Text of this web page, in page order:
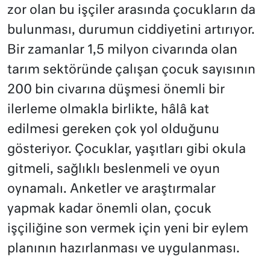
zor olan bu işçiler arasında çocukların da
bulunması, durumun ciddiyetini artırıyor.
Bir zamanlar 1,5 milyon civarında olan
tarım sektöründe çalışan çocuk sayısının
200 bin civarına düşmesi önemli bir
ilerleme olmakla birlikte, hâlâ kat
edilmesi gereken çok yol olduğunu
gösteriyor. Çocuklar, yaşıtları gibi okula
gitmeli, sağlıklı beslenmeli ve oyun
oynamalı. Anketler ve araştırmalar
yapmak kadar önemli olan, çocuk
işçiliğine son vermek için yeni bir eylem
planının hazırlanması ve uygulanması.